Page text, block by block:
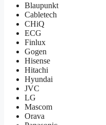
Blaupunkt
Cabletech
CHiQ
ECG
Finlux
Gogen
Hisense
Hitachi
Hyundai
JVC
LG
Mascom
Orava